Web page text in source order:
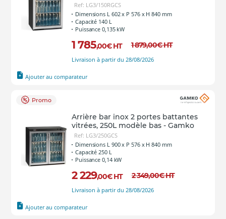
Ref: LG3/150RGCS
Dimensions L 602 x P 576 x H 840 mm
Capacité 140 L
Puissance 0,135 kW
1 785,00€ HT 1 879,00€HT
Livraison à partir du 28/08/2026
Ajouter au comparateur
Promo
Arrière bar inox 2 portes battantes
vitrées, 250L modèle bas - Gamko
Ref: LG3/250GCS
Dimensions L 900 x P 576 x H 840 mm
Capacité 250 L
Puissance 0,14 kW
2 229,00€ HT 2 349,00€HT
Livraison à partir du 28/08/2026
Ajouter au comparateur